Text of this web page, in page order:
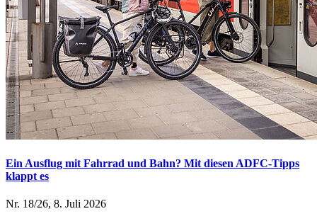
Ein Ausflug mit Fahrrad und Bahn? Mit diesen ADFC-Tipps
klappt es
Nr. 18/26, 8. Juli 2026